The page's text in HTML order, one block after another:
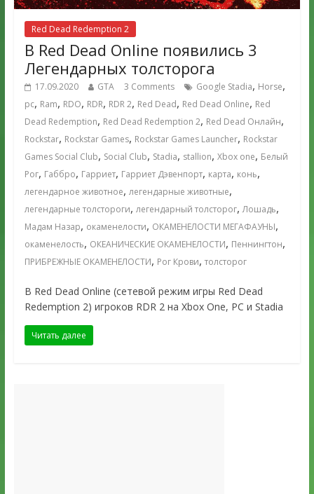
Red Dead Redemption 2
В Red Dead Online появились 3
Легендарных толсторога
17.09.2020 GTA 3 Comments Google Stadia, Horse,
pc, Ram, RDO, RDR, RDR 2, Red Dead, Red Dead Online, Red
Dead Redemption, Red Dead Redemption 2, Red Dead Онлайн,
Rockstar, Rockstar Games, Rockstar Games Launcher, Rockstar
Games Social Club, Social Club, Stadia, stallion, Xbox one, Белый
Рог, Габбро, Гарриет, Гарриет Дэвенпорт, карта, конь,
легендарное животное, легендарные животные,
легендарные толстороги, легендарный толсторог,Лошадь,
Мадам Назар, окаменелости, ОКАМЕНЕЛОСТИ МЕГАФАУНЫ,
окаменелость, ОКЕАНИЧЕСКИЕ ОКАМЕНЕЛОСТИ, Пеннингтон,
ПРИБРЕЖНЫЕ ОКАМЕНЕЛОСТИ, Рог Крови, толсторог
В Red Dead Online (сетевой режим игры Red Dead
Redemption 2) игроков RDR 2 на Xbox One, PC и Stadia
Читать далее